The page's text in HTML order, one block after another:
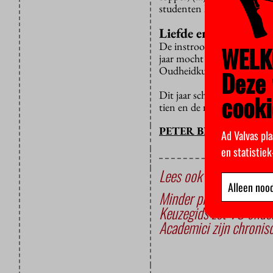
studenten heel sterk’, aldus
Liefde en aandacht
De instroom van Grieks
jaar mocht de opleiding
Oudheidkunde, tegenover
Dit jaar schreven zeven
tien en de researchmaster
PETER BREEDVELD
Lees ook
Minder promovendi,
Keuzegids zet VU
Academici zijn
Ad Valvas
en
Alleen